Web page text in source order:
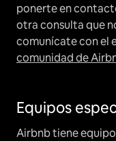
ponerte en
otra consulta que
comunícate con el
comunidad de
Equipos
Airbnb tiene